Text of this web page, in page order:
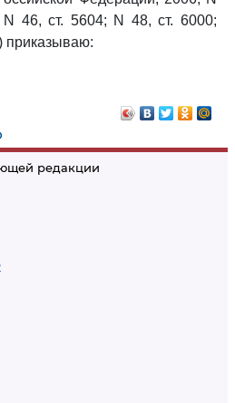
редакции
46, ст. 5604; N 48, ст. 6000;
приказываю: